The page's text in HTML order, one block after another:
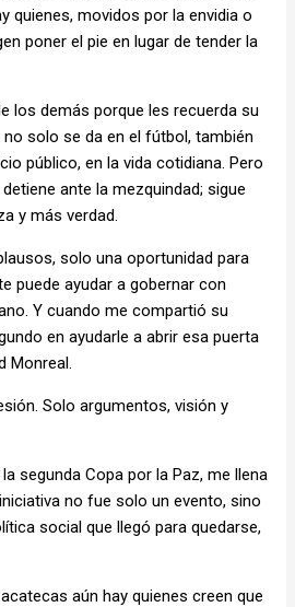
quienes, movidos por la envidia o
poner el pie en lugar de tender la
los demás porque les recuerda su
solo se da en el fútbol, también
público, en la vida cotidiana. Pero
ante la mezquindad; sigue
y más verdad.
solo una oportunidad para
puede ayudar a gobernar con
Y cuando me compartió su
en ayudarle a abrir esa puerta
Monreal.
Solo argumentos, visión y
segunda Copa por la Paz, me llena
no fue solo un evento, sino
social que llegó para quedarse,
aún hay quienes creen que